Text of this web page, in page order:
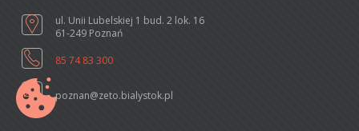
ul. Unii Lubelskiej 1 bud. 2 lok. 16
61-249 Poznań
85 74 83 300
poznan@zeto.bialystok.pl